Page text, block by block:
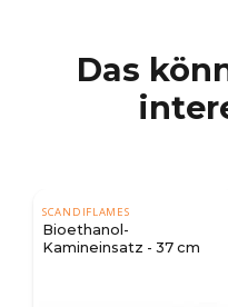
Das
SCANDIFLAMES
Bioethanol-
Kamineinsatz - 37 cm